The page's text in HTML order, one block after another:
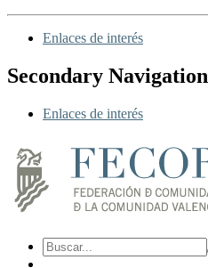
Enlaces de interés
Secondary Navigation
Enlaces de interés